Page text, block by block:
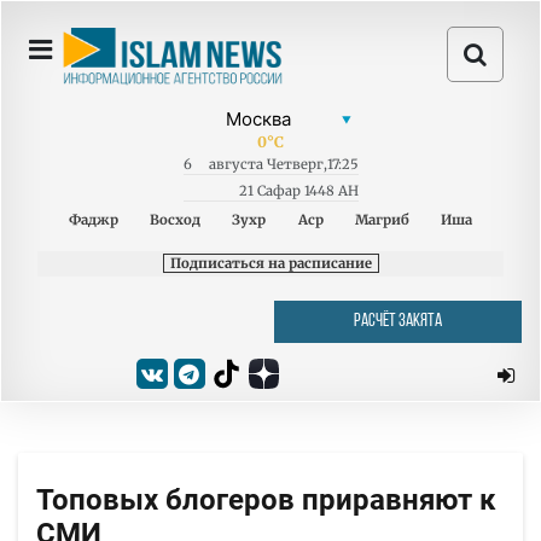
0°C
6 августа Четверг,17:25
21 Сафар 1448 AH
Фаджр
Восход Зухр Аср Магриб Иша
Подписаться на расписание
РАСЧЁТ ЗАКЯТА
Топовых блогеров приравняют к
СМИ